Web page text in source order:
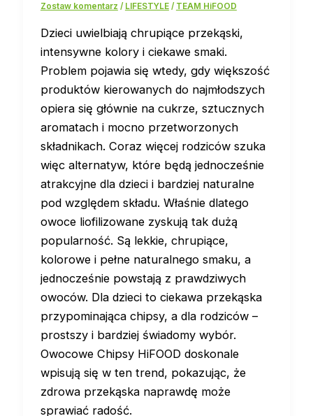
Zostaw komentarz / LIFESTYLE/ TEAM HiFOOD
Dzieci uwielbiają chrupiące przekąski,
intensywne kolory i ciekawe smaki.
Problem pojawia się wtedy, gdy większość
produktów kierowanych do najmłodszych
opiera się głównie na cukrze, sztucznych
aromatach i mocno przetworzonych
składnikach. Coraz więcej rodziców szuka
więc alternatyw, które będą jednocześnie
atrakcyjne dla dzieci i bardziej naturalne
pod względem składu. Właśnie dlatego
owoce liofilizowane zyskują tak dużą
popularność. Są lekkie, chrupiące,
kolorowe i pełne naturalnego smaku, a
jednocześnie powstają z prawdziwych
owoców. Dla dzieci to ciekawa przekąska
przypominająca chipsy, a dla rodziców –
prostszy i bardziej świadomy wybór.
Owocowe Chipsy HiFOOD doskonale
wpisują się w ten trend, pokazując, że
zdrowa przekąska naprawdę może
sprawiać radość.